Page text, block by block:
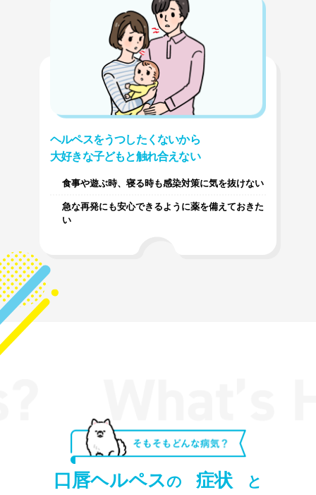
ヘルペスをうつしたくないから
大好きな子どもと触れ合えない
食事や遊ぶ時、寝る時も感染対策に気を抜けない
急な再発にも安心できるように薬を備えておきた
い
口唇ヘルペスの 症状 と